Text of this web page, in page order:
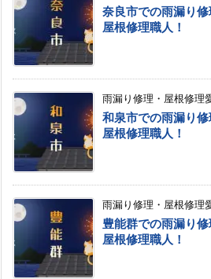
奈良市での雨漏り
屋根修理職人！
雨漏り修理・屋根修理
和泉市での雨漏り
屋根修理職人！
雨漏り修理・屋根修理
豊能群での雨漏り
屋根修理職人！